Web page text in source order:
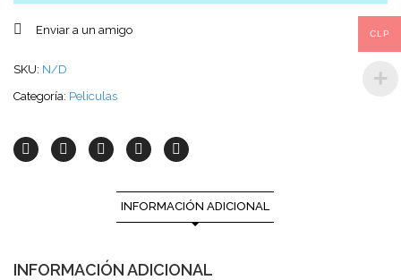
Enviar a un amigo
SKU: N/D
Categoría: Peliculas
INFORMACIÓN ADICIONAL
INFORMACIÓN ADICIONAL
CLP